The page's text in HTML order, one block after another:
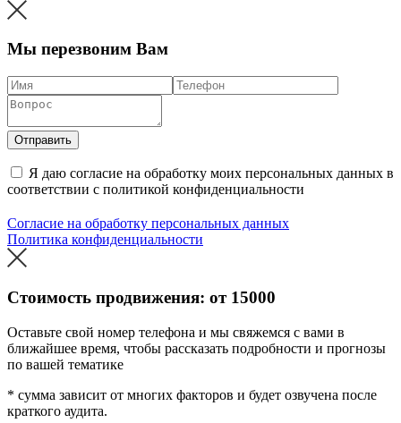
Мы перезвоним Вам
Отправить
Я даю согласие на обработку моих персональных данных в
соответствии с политикой конфиденциальности
Согласие на обработку персональных данных
Политика конфиденциальности
Стоимость продвижения: от 15000
Оставьте свой номер телефона и мы свяжемся с вами в
ближайшее время, чтобы рассказать подробности и прогнозы
по вашей тематике
* сумма зависит от многих факторов и будет озвучена после
краткого аудита.